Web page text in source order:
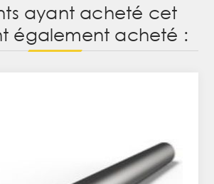
ayant acheté cet
également acheté :